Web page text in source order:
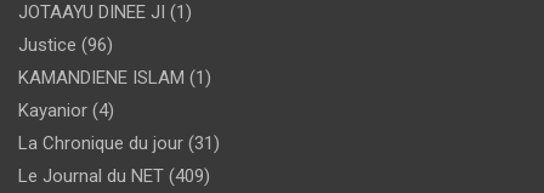
JOTAAYU DINEE JI (1)
Justice (96)
KAMANDIENE ISLAM (1)
Kayanior (4)
La Chronique du jour (31)
Le Journal du NET (409)